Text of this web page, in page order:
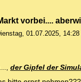
vorbei....
01.07.2025, 14:28
der Gipfel der